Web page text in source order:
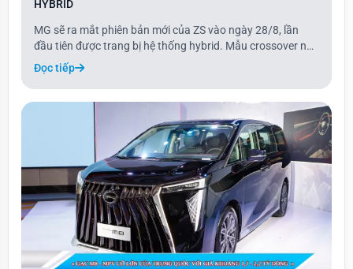
HYBRID
MG sẽ ra mắt phiên bản mới của ZS vào ngày 28/8, lần
đầu tiên được trang bị hệ thống hybrid. Mẫu crossover này
sẽ sử dụng hệ thống Hybrid+ từng được giới thiệu trên
mẫu MG3 supermini, hiện là mẫu hybrid rẻ nhất ở Anh.
Đọc tiếp